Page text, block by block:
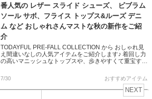
番人気の レザー スライド シューズ、 ビブラム
ソール サボ、フライス トップス&ルーズ デニ
ム など おしゃれさんマストな秋の新作をご紹
介
TODAYFUL PRE-FALL COLLECTION から おしゃれ見
え間違いなしの人気アイテムをご紹介します♪ 着回し力
の高いマニッシュなトップスや、歩きやすくて重宝する
7/30 おすすめアイテム
NEXT